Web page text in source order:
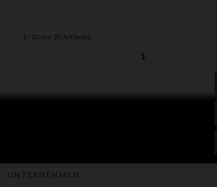
1 - 20 von 20 Artikel(n)
1
UNTERNEHMEN